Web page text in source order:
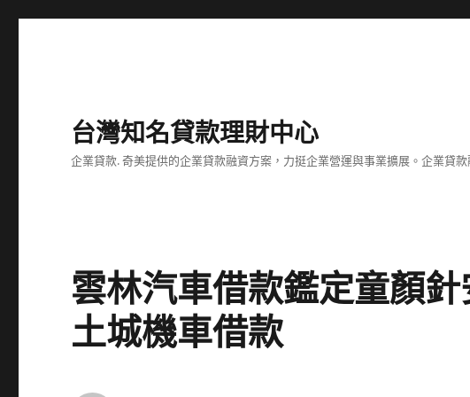
台灣知名貸款理財中心
企業貸款. 奇美提供的企業貸款融資方案，力挺企業營運與事業擴展。企業貸
雲林汽車借款鑑定童顏
土城機車借款